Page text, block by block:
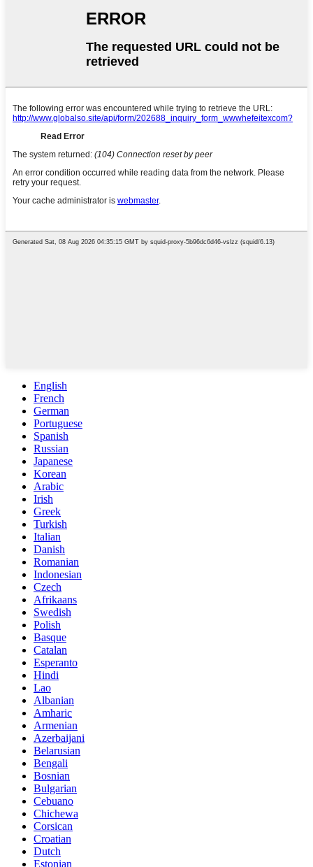
English
French
German
Portuguese
Spanish
Russian
Japanese
Korean
Arabic
Irish
Greek
Turkish
Italian
Danish
Romanian
Indonesian
Czech
Afrikaans
Swedish
Polish
Basque
Catalan
Esperanto
Hindi
Lao
Albanian
Amharic
Armenian
Azerbaijani
Belarusian
Bengali
Bosnian
Bulgarian
Cebuano
Chichewa
Corsican
Croatian
Dutch
Estonian